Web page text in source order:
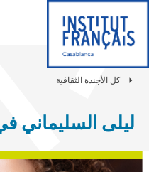
كل الأجندة الثقافية
ليلى السليماني